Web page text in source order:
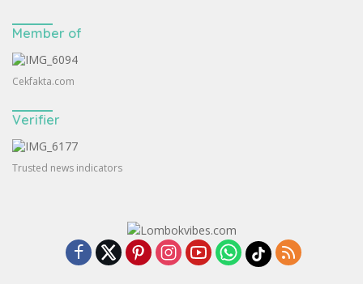
Member of
Cekfakta.com
Verifier
Trusted news indicators